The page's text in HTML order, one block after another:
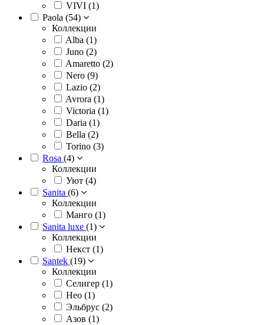
VIVI (1)
Paola (54)
Коллекции
Alba (1)
Juno (2)
Amaretto (2)
Nero (9)
Lazio (2)
Avrora (1)
Victoria (1)
Daria (1)
Bella (2)
Torino (3)
Rosa (4)
Коллекции
Уют (4)
Sanita (6)
Коллекции
Манго (1)
Sanita luxe (1)
Коллекции
Некст (1)
Santek (19)
Коллекции
Селигер (1)
Нео (1)
Эльбрус (2)
Азов (1)